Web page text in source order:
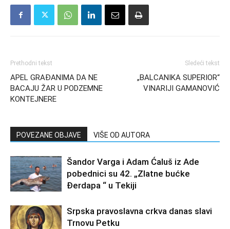
Prethodni tekst
APEL GRAĐANIMA DA NE
BACAJU ŽAR U PODZEMNE
KONTEJNERE
Sledeći tekst
„BALCANIKA SUPERIOR“
VINARIJI GAMANOVIĆ
POVEZANE OBJAVE VIŠE OD AUTORA
Šandor Varga i Adam Ćaluš iz Ade
pobednici su 42. „Zlatne bućke
Đerdapa “ u Tekiji
Srpska pravoslavna crkva danas slavi
Trnovu Petku